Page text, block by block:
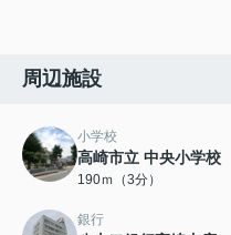
周辺施設
小学校
高崎市立 中央小学校
190ｍ（3分）
銀行